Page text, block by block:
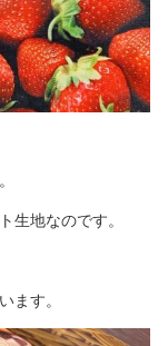
生地なのです。
ます。